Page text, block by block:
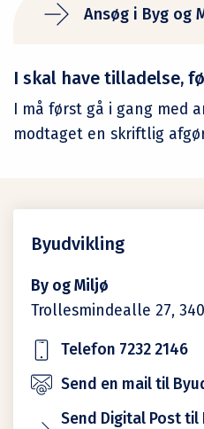
Ansøg i Byg og
I skal have tilladelse,
I må først gå i gang
modtaget en skriftlig
Byudvikling
By og Miljø
Trollesmindealle 27,
Telefon 7232 2146
Send en mail til
Send Digital Post til